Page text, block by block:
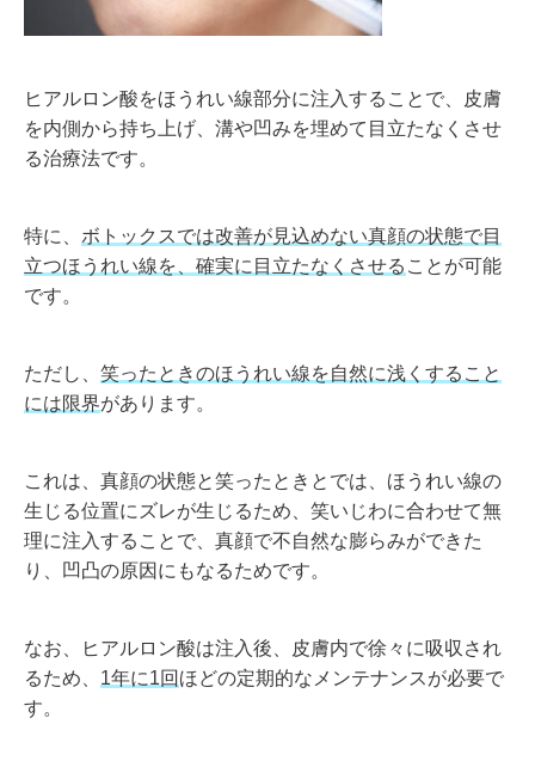
ヒアルロン酸をほうれい線部分に注入することで、皮膚
を内側から持ち上げ、溝や凹みを埋めて目立たなくさせ
る治療法です。
特に、 ボトックスでは改善が見込めない真顔の状態で目
立つほうれい線を、確実に目立たなくさせる ことが可能
です。
ただし、 笑ったときのほうれい線を自然に浅くすること
には限界があります。
これは、真顔の状態と笑ったときとでは、ほうれい線の
生じる位置にズレが生じるため、笑いじわに合わせて無
理に注入することで、真顔で不自然な膨らみができた
り、凹凸の原因にもなるためです。
なお、ヒアルロン酸は注入後、皮膚内で徐々に吸収され
るため、 1年に1回 ほどの定期的なメンテナンスが必要で
す。